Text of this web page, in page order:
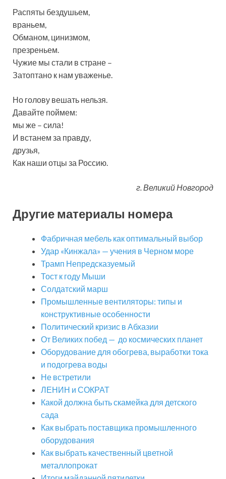
Распяты бездушьем,
враньем,
Обманом, цинизмом,
презреньем.
Чужие мы стали в стране –
Затоптано к нам уваженье.
Но голову вешать нельзя.
Давайте поймем:
мы же – сила!
И встанем за правду,
друзья,
Как наши отцы за Россию.
г. Великий Новгород
Другие материалы номера
Фабричная мебель как оптимальный выбор
Удар «Кинжала» — учения в Черном море
Трамп Непредсказуемый
Тост к году Мыши
Солдатский марш
Промышленные вентиляторы: типы и
конструктивные особенности
Политический кризис в Абхазии
От Великих побед — до космических планет
Оборудование для обогрева, выработки тока
и подогрева воды
Не встретили
ЛЕНИН и СОКРАТ
Какой должна быть скамейка для детского
сада
Как выбрать поставщика промышленного
оборудования
Как выбрать качественный цветной
металлопрокат